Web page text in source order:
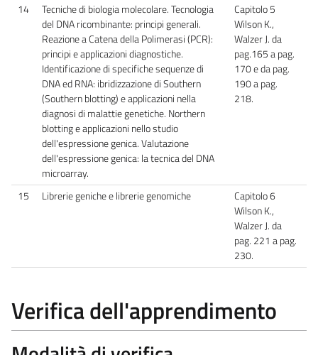
14
Tecniche di biologia molecolare. Tecnologia
del DNA ricombinante: principi generali.
Reazione a Catena della Polimerasi (PCR):
principi e applicazioni diagnostiche.
Identificazione di specifiche sequenze di
DNA ed RNA: ibridizzazione di Southern
(Southern blotting) e applicazioni nella
diagnosi di malattie genetiche. Northern
blotting e applicazioni nello studio
dell'espressione genica. Valutazione
dell'espressione genica: la tecnica del DNA
microarray.
Capitolo 5
Wilson K.,
Walzer J. da
pag.165 a pag.
170 e da pag.
190 a pag.
218.
15 Librerie geniche e librerie genomiche
Capitolo 6
Wilson K.,
Walzer J. da
pag. 221 a pag.
230.
Verifica dell'apprendimento